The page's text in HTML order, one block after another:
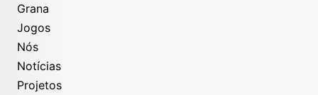
Grana
Jogos
Nós
Notícias
Projetos